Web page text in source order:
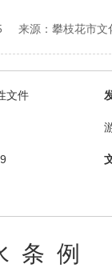
来源： 攀枝花市文
文件
条 例